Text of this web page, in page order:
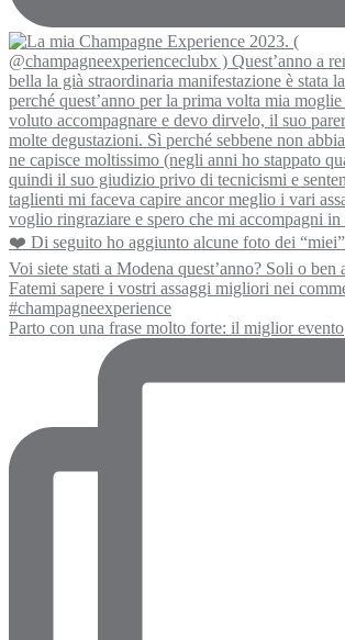
Parto con una frase molto forte: il miglior evento